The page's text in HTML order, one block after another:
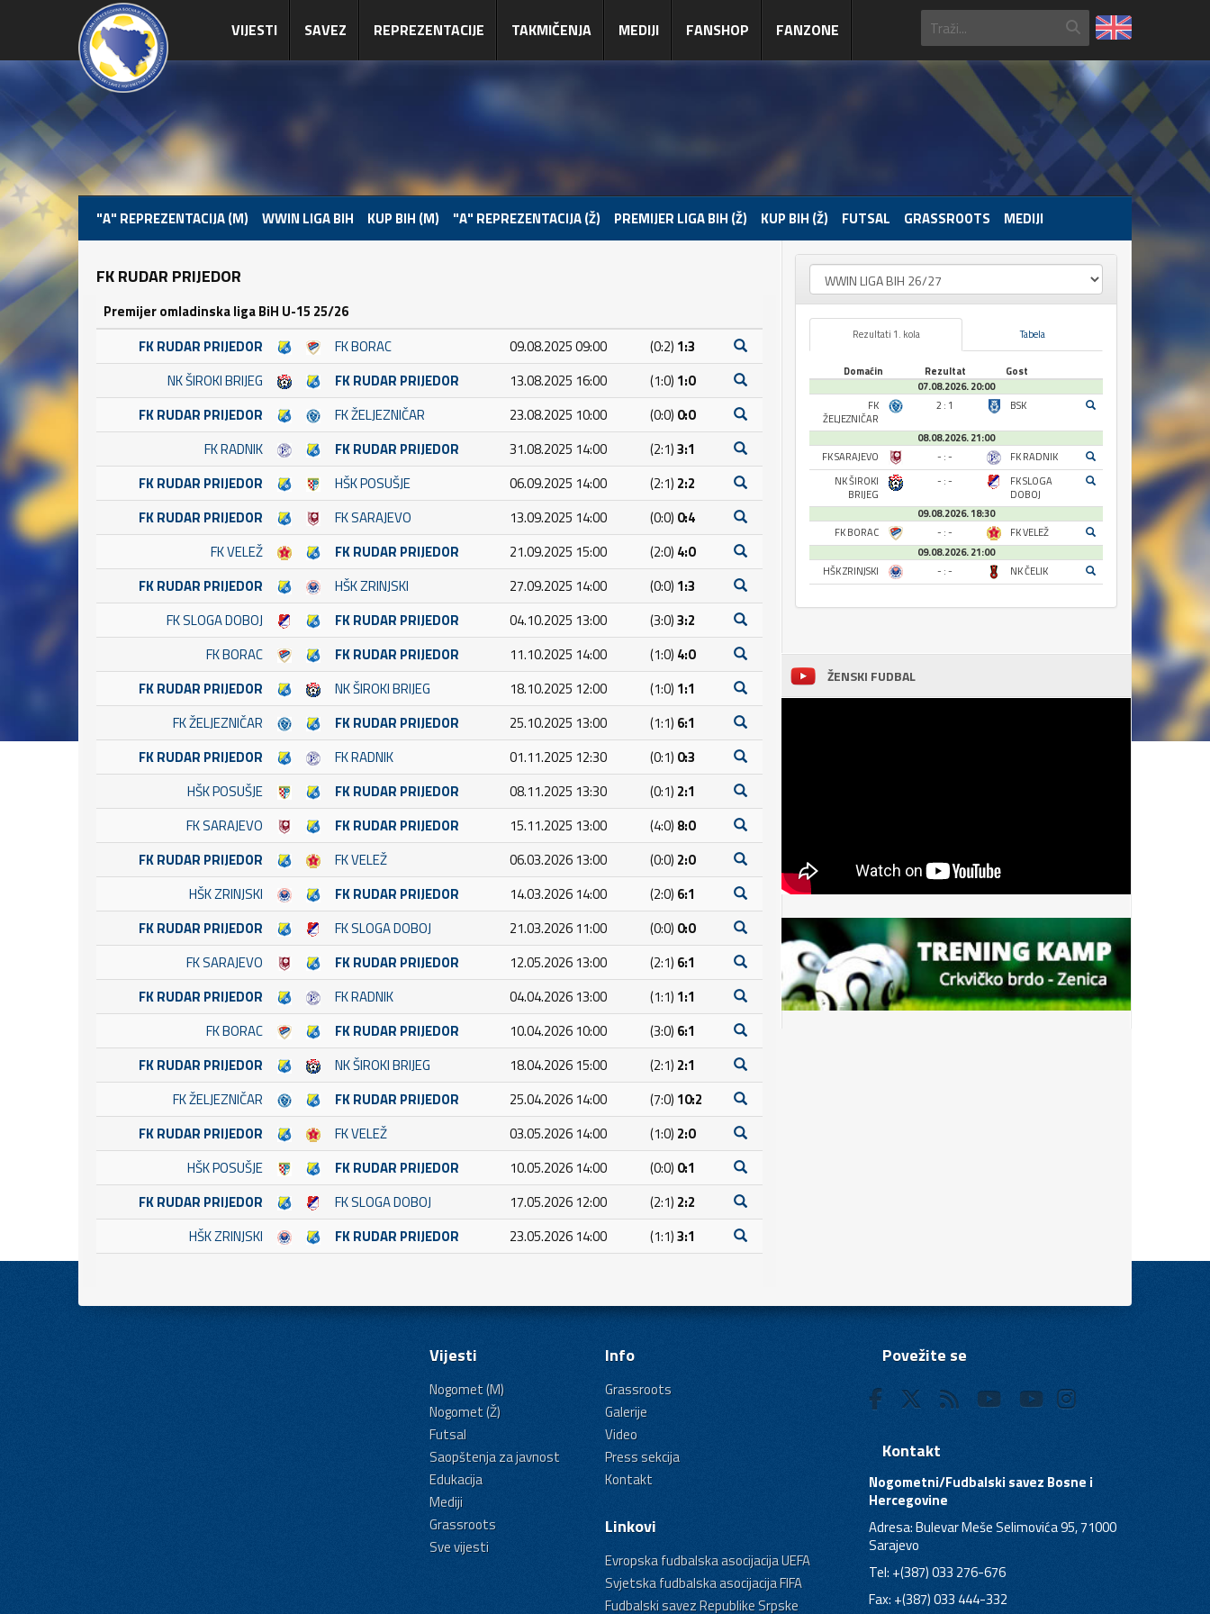
VIJESTI SAVEZ REPREZENTACIJE TAKMIČENJA MEDIJI FANSHOP FANZONE
"A" REPREZENTACIJA (M) WWIN LIGA BIH KUP BIH (M) "A" REPREZENTACIJA (Ž) PREMIJER LIGA BIH (Ž) KUP BIH (Ž) FUTSAL GRASSROOTS MEDIJI
FK RUDAR PRIJEDOR
Premijer omladinska liga BiH U-15 25/26
FK RUDAR PRIJEDOR
FK BORAC 09.08.2025 09:00 (0:2) 1:3
NK ŠIROKI BRIJEG
FK RUDAR PRIJEDOR 13.08.2025 16:00 (1:0) 1:0
FK RUDAR PRIJEDOR
FK ŽELJEZNIČAR 23.08.2025 10:00 (0:0) 0:0
FK RADNIK
FK RUDAR PRIJEDOR 31.08.2025 14:00 (2:1)3:1
FK RUDAR PRIJEDOR
HŠK POSUŠJE 06.09.2025 14:00 (2:1) 2:2
FK RUDAR PRIJEDOR
FK SARAJEVO 13.09.2025 14:00 (0:0) 0:4
FK VELEŽ
FK RUDAR PRIJEDOR 21.09.2025 15:00 (2:0) 4:0
FK RUDAR PRIJEDOR
HŠK ZRINJSKI 27.09.2025 14:00 (0:0) 1:3
FK SLOGA DOBOJ
FK RUDAR PRIJEDOR 04.10.2025 13:00 (3:0)3:2
FK BORAC
FK RUDAR PRIJEDOR 11.10.2025 14:00 (1:0) 4:0
FK RUDAR PRIJEDOR
NK ŠIROKI BRIJEG 18.10.2025 12:00 (1:0) 1:1
FK ŽELJEZNIČAR
FK RUDAR PRIJEDOR 25.10.2025 13:00 (1:1) 6:1
FK RUDAR PRIJEDOR
FK RADNIK 01.11.2025 12:30 (0:1) 0:3
HŠK POSUŠJE
FK RUDAR PRIJEDOR 08.11.2025 13:30 (0:1) 2:1
FK SARAJEVO
FK RUDAR PRIJEDOR 15.11.2025 13:00 (4:0) 8:0
FK RUDAR PRIJEDOR
FK VELEŽ 06.03.2026 13:00 (0:0) 2:0
HŠK ZRINJSKI
FK RUDAR PRIJEDOR 14.03.2026 14:00 (2:0) 6:1
FK RUDAR PRIJEDOR
FK SLOGA DOBOJ 21.03.2026 11:00 (0:0) 0:0
FK SARAJEVO
FK RUDAR PRIJEDOR 12.05.2026 13:00 (2:1) 6:1
FK RUDAR PRIJEDOR
FK RADNIK 04.04.2026 13:00 (1:1) 1:1
FK BORAC
FK RUDAR PRIJEDOR 10.04.2026 10:00 (3:0) 6:1
FK RUDAR PRIJEDOR
NK ŠIROKI BRIJEG 18.04.2026 15:00 (2:1) 2:1
FK ŽELJEZNIČAR
FK RUDAR PRIJEDOR 25.04.2026 14:00 (7:0) 10:2
FK RUDAR PRIJEDOR
FK VELEŽ 03.05.2026 14:00 (1:0) 2:0
HŠK POSUŠJE
FK RUDAR PRIJEDOR 10.05.2026 14:00 (0:0) 0:1
FK RUDAR PRIJEDOR
FK SLOGA DOBOJ 17.05.2026 12:00 (2:1) 2:2
HŠK ZRINJSKI
FK RUDAR PRIJEDOR 23.05.2026 14:00 (1:1)3:1
Rezultati 1. kola Tabela
Domaćin Rezultat
Gost
07.08.2026. 20:00
FK
ŽELJEZNIČAR
2 : 1 BSK
08.08.2026. 21:00
FK SARAJEVO
- : -
FK RADNIK
NK ŠIROKI
BRIJEG
- : -
FK SLOGA
DOBOJ
09.08.2026. 18:30
FK BORAC
- : -
FK VELEŽ
09.08.2026. 21:00
HŠK ZRINJSKI
- : - NK ČELIK
ŽENSKI FUDBAL
Vijesti
Nogomet (M)
Nogomet (Ž)
Futsal
Saopštenja za javnost
Edukacija
Mediji
Grassroots
Sve vijesti
Info
Grassroots
Galerije
Video
Press sekcija
Kontakt
Linkovi
Evropska fudbalska asocijacija UEFA
Svjetska fudbalska asocijacija FIFA
Fudbalski savez Republike Srpske
Povežite se
Kontakt
Nogometni/Fudbalski savez Bosne i
Hercegovine
Adresa: Bulevar Meše Selimovića 95, 71000
Sarajevo
Tel: +(387) 033 276-676
Fax: +(387) 033 444-332